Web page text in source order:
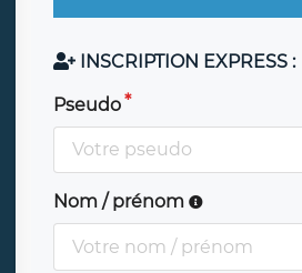
INSCRIPTION EXPRESS :
Pseudo
Nom / prénom